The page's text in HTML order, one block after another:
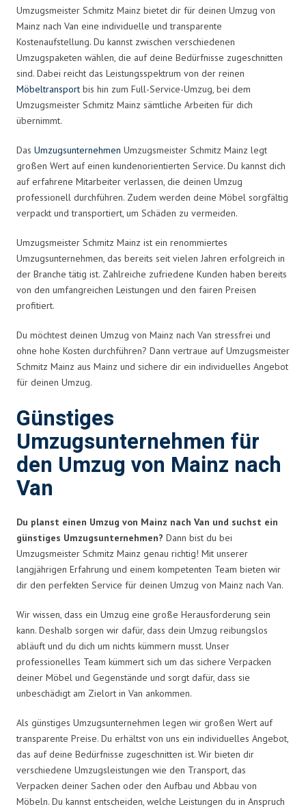
Umzugsmeister Schmitz Mainz bietet dir für deinen Umzug von
Mainz nach Van eine individuelle und transparente
Kostenaufstellung. Du kannst zwischen verschiedenen
Umzugspaketen wählen, die auf deine Bedürfnisse zugeschnitten
sind. Dabei reicht das Leistungsspektrum von der reinen
Möbeltransport bis hin zum Full-Service-Umzug, bei dem
Umzugsmeister Schmitz Mainz sämtliche Arbeiten für dich
übernimmt.
Das Umzugsunternehmen Umzugsmeister Schmitz Mainz legt
großen Wert auf einen kundenorientierten Service. Du kannst dich
auf erfahrene Mitarbeiter verlassen, die deinen Umzug
professionell durchführen. Zudem werden deine Möbel sorgfältig
verpackt und transportiert, um Schäden zu vermeiden.
Umzugsmeister Schmitz Mainz ist ein renommiertes
Umzugsunternehmen, das bereits seit vielen Jahren erfolgreich in
der Branche tätig ist. Zahlreiche zufriedene Kunden haben bereits
von den umfangreichen Leistungen und den fairen Preisen
profitiert.
Du möchtest deinen Umzug von Mainz nach Van stressfrei und
ohne hohe Kosten durchführen? Dann vertraue auf Umzugsmeister
Schmitz Mainz aus Mainz und sichere dir ein individuelles Angebot
für deinen Umzug.
Günstiges
Umzugsunternehmen für
den Umzug von Mainz nach
Van
Du planst einen Umzug von Mainz nach Van und suchst ein
günstiges Umzugsunternehmen? Dann bist du bei
Umzugsmeister Schmitz Mainz genau richtig! Mit unserer
langjährigen Erfahrung und einem kompetenten Team bieten wir
dir den perfekten Service für deinen Umzug von Mainz nach Van.
Wir wissen, dass ein Umzug eine große Herausforderung sein
kann. Deshalb sorgen wir dafür, dass dein Umzug reibungslos
abläuft und du dich um nichts kümmern musst. Unser
professionelles Team kümmert sich um das sichere Verpacken
deiner Möbel und Gegenstände und sorgt dafür, dass sie
unbeschädigt am Zielort in Van ankommen.
Als günstiges Umzugsunternehmen legen wir großen Wert auf
transparente Preise. Du erhältst von uns ein individuelles Angebot,
das auf deine Bedürfnisse zugeschnitten ist. Wir bieten dir
verschiedene Umzugsleistungen wie den Transport, das
Verpacken deiner Sachen oder den Aufbau und Abbau von
Möbeln. Du kannst entscheiden, welche Leistungen du in Anspruch